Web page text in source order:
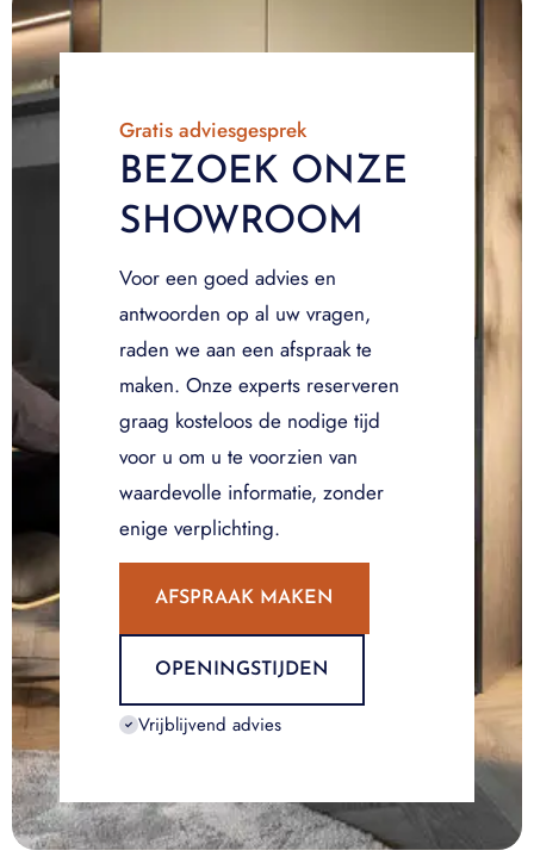
Gratis adviesgesprek
BEZOEK ONZE
SHOWROOM
Voor een goed advies en
antwoorden op al uw vragen,
raden we aan een afspraak te
maken. Onze experts reserveren
graag kosteloos de nodige tijd
voor u om u te voorzien van
waardevolle informatie, zonder
enige verplichting.
AFSPRAAK MAKEN
OPENINGSTIJDEN
Vrijblijvend advies